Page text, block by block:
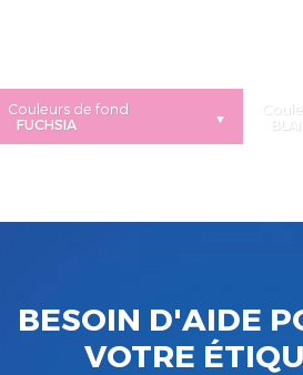
Couleurs de fond
BESOIN D'AIDE
VOTRE